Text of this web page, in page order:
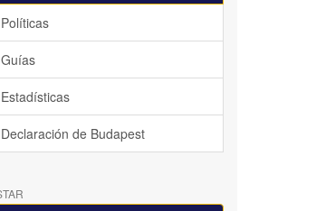
Políticas
Guías
Estadísticas
Declaración de Budapest